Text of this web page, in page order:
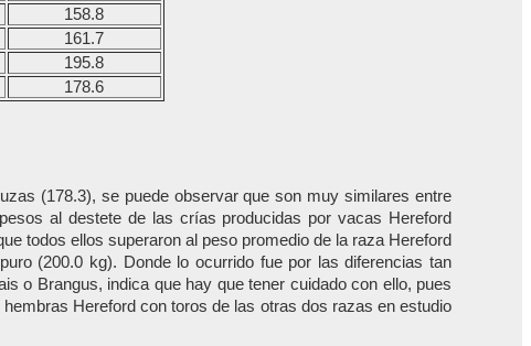
158.8
161.7
195.8
178.6
(178.3), se puede observar que son muy similares entre
al destete de las crías producidas por vacas Hereford
todos ellos superaron al peso promedio de la raza Hereford
(200.0 kg). Donde lo ocurrido fue por las diferencias tan
o Brangus, indica que hay que tener cuidado con ello, pues
Hereford con toros de las otras dos razas en estudio